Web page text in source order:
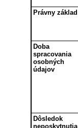
Právny základ
Doba
spracovania
osobných
údajov
Dôsledok
neposkytnutia